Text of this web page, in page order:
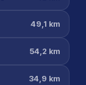
49,1 km
54,2 km
34,9 km